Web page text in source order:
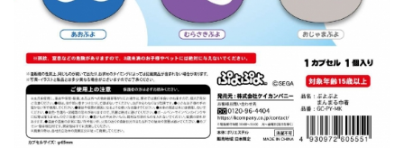
景品・玩具・文具
販促用カプセルトイ